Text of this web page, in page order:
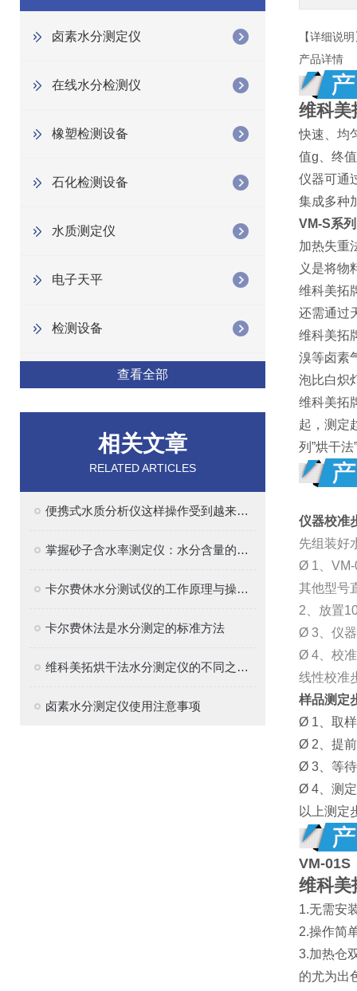
卤素水分测定仪
在线水分检测仪
橡塑检测设备
石化检测设备
水质测定仪
电子天平
检测设备
查看全部
相关文章
RELATED ARTICLES
便携式水质分析仪这样操作受到越来越多青睐
掌握砂子含水率测定仪：水分含量的准确测量方法
卡尔费休水分测试仪的工作原理与操作指南
卡尔费休法是水分测定的标准方法
维科美拓烘干法水分测定仪的不同之处在哪里
卤素水分测定仪使用注意事项
【详细说
产品详情
维科美
快速、均
值g、终
仪器可通
集成多种
VM-S系
加热失重
义是将物
维科美拓
还需通过
维科美拓
溴等卤素
泡比白炽
维科美拓
起，测定
列”烘干
仪器校准
先组装好
Ø 1、VM-
其他型号
2、放置
Ø 3、仪
Ø 4、校
线性校准
样品测定
Ø 1、取
Ø 2、提
Ø 3、等
Ø 4、测
以上测定
VM-01S
维科美
1.无需安
2.操作简
3.加热仓
的尤为出